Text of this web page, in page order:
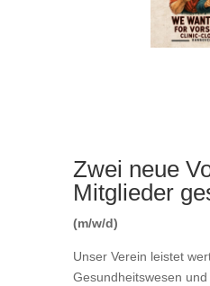
Zwei neue
Mitglieder
(m/w/d)
Unser Verein leistet
Gesundheitswesen